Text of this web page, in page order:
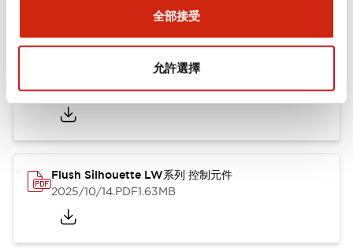
全部接受
允許選擇
認證與標準
Flush Silhouette LW系列 控制元件 (英文版)
2025/09/19.PDF1.23MB
Flush Silhouette LW系列 控制元件
2025/10/14.PDF1.63MB